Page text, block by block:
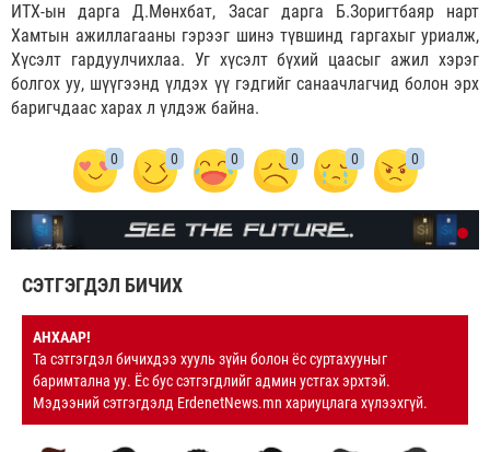
ИТХ-ын дарга Д.Мөнхбат, Засаг дарга Б.Зоригтбаяр нарт
Хамтын ажиллагааны гэрээг шинэ түвшинд гаргахыг уриалж,
Хүсэлт гардуулчихлаа. Уг хүсэлт бүхий цаасыг ажил хэрэг
болгох уу, шүүгээнд үлдэх үү гэдгийг санаачлагчид болон эрх
баригчдаас харах л үлдэж байна.
0 0 0 0 0 0
СЭТГЭГДЭЛ БИЧИХ
АНХААР!
Та сэтгэгдэл бичихдээ хууль зүйн болон ёс суртахууныг
баримтална уу. Ёс бус сэтгэгдлийг админ устгах эрхтэй.
Мэдээний сэтгэгдэлд ErdenetNews.mn хариуцлага хүлээхгүй.